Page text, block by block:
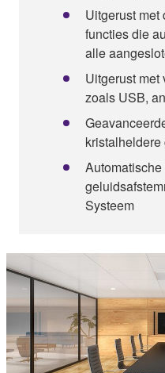
Uitgerust met
functies die
alle
Uitgerust
zoals USB,
Systeem